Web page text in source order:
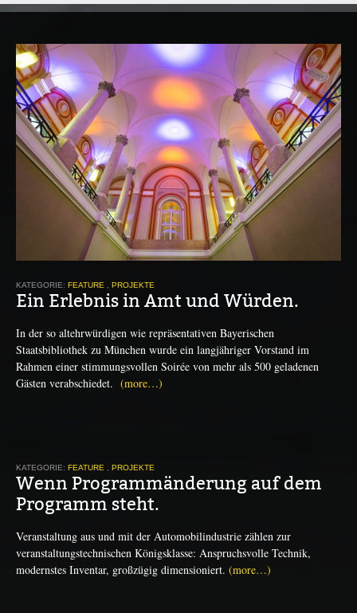
KATEGORIE: FEATURE PROJEKTE
Ein Erlebnis in Amt und Würden.
In der so altehrwürdigen wie repräsentativen Bayerischen
Staatsbibliothek zu München wurde ein langjähriger Vorstand im
Rahmen einer stimmungsvollen Soirée von mehr als 500 geladenen
Gästen verabschiedet. (more…)
KATEGORIE: FEATURE PROJEKTE
Wenn Programmänderung auf dem
Programm steht.
Veranstaltung aus und mit der Automobilindustrie zählen zur
veranstaltungstechnischen Königsklasse: Anspruchsvolle Technik,
modernstes Inventar, großzügig dimensioniert. (more…)